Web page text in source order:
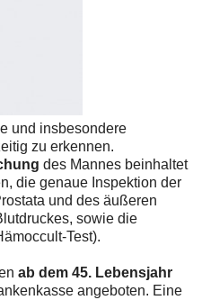
und insbesondere
zu erkennen.
des Mannes beinhaltet
die genaue Inspektion der
und des äußeren
sowie die
Test).
ab dem 45. Lebensjahr
angeboten. Eine